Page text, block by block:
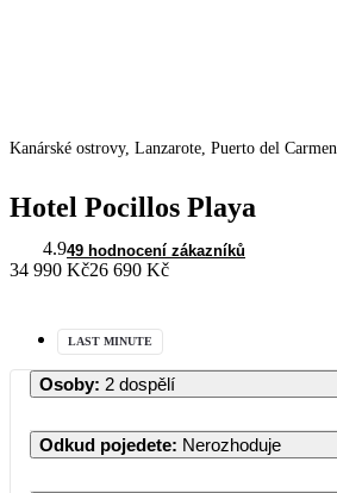
Kanárské ostrovy, Lanzarote, Puerto del Carmen
Hotel Pocillos Playa
4.949 hodnocení zákazníků
34 990 Kč26 690 Kč
LAST MINUTE
Osoby: 2 dospělí
Odkud pojedete: Nerozhoduje